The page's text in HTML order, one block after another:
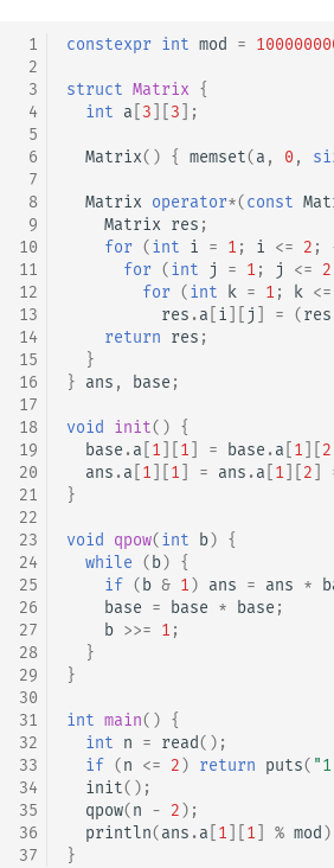
1
2
3
4
5
6
7
8
9
10
11
12
13
14
15
16
17
18
19
20
21
22
23
24
25
26
27
28
29
30
31
32
33
34
35
36
37
constexpr int mod =
struct Matrix {
int a 3 3 ];
Matrix() { memset(a , 0,
Matrix operator*(const
Matrix res ;
for (int i = 1 ; i <= 2 ;
for (int j = 1 ; j <= 2
for (int k = 1 ; k <=
res .a i j = (res
return res ;
}
} ans , base ;
void init() {
base .a 1 1 = base .a 1 2
ans .a 1 1 = ans .a 1 2
}
void qpow(int b) {
while ( b) {
if ( b & 1) ans = ans *
base = base * base ;
b >>= 1 ;
}
}
int main() {
int n = read();
if (n <= 2) return puts(
init();
qpow(n - 2);
println(ans .a 1 1 % mod
}